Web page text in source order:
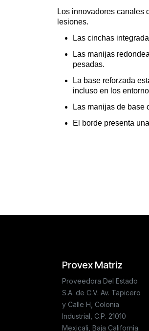
Los innovadores canales
lesiones.
Las cinchas
Las manijas
pesadas.
La base reforzada
incluso en los
Las manijas de base
El borde presenta
Provex Matriz
Proveedora Del Estado
S.A. de C.V. Av. Tapicero
y Calle H, Colonia
Industrial, C.P. 21010
Mexicali, Baja California.